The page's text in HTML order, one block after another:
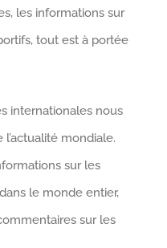
les informations sur
tout est à portée
internationales nous
mondiale.
sur les
le monde entier,
sur les